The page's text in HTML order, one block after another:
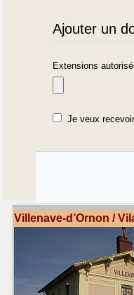
Ajouter un
Extensions
Je veux
Villenave-d’Ornon /